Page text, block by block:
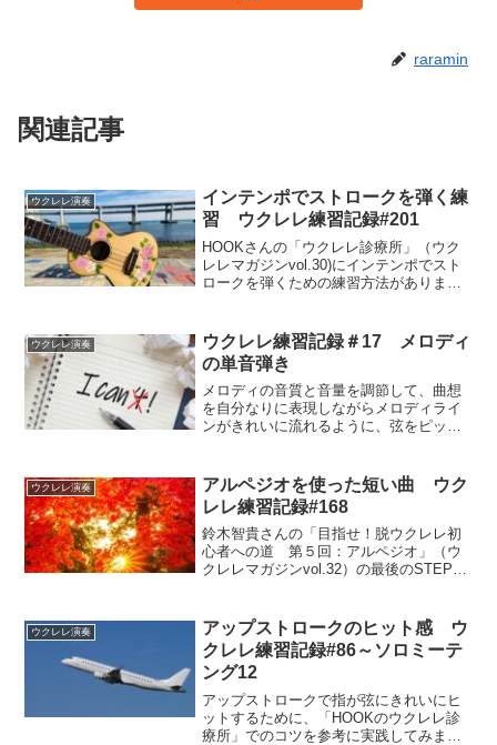
raramin
関連記事
ウクレレ演奏
インテンポでストロークを弾く練
習 ウクレレ練習記録#201
HOOKさんの「ウクレレ診療所」（ウク
レレマガジンvol.30)にインテンポでスト
ロークを弾くための練習方法がありま
トロノームを表・裏拍で聴いて弾く練習
は、リズム感を養えるのだそうです。
HOOKさんの動画を見ながらHOOKさん
と一緒に弾いて練習しました。
ウクレレ演奏
ウクレレ練習記録＃17 メロディ
の単音弾き
メロディの音質と音量を調節して、曲想
を自分なりに表現しながらメロディライ
ンがきれいに流れるように、弦をピッキ
ウクレレ演奏
アルペジオを使った短い曲 ウク
レレ練習記録#168
鈴木智貴さんの「目指せ！脱ウクレレ初
心者への道 第５回：アルペジオ」（ウ
クレレマガジンvol.32）の最後のSTEPに
は弦の音量を均一にして、単音の音量と
も同じようにすることを意識して練習し
ました。
ウクレレ演奏
アップストロークのヒット感 ウ
クレレ練習記録#86～ソロミーテ
ング12
アップストロークで指が弦にきれいにヒ
ットするために、「HOOKのウクレレ診
療所」でのコツを参考に実践してみまし